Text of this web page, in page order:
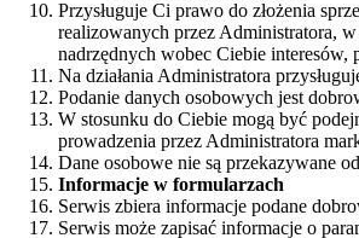
Przysługuje Ci prawo do złożenia
realizowanych przez Administratora,
nadrzędnych wobec Ciebie interesów,
Na działania Administratora
Podanie danych osobowych jest
W stosunku do Ciebie mogą być
prowadzenia przez Administratora
Dane osobowe nie są przekazywane
Informacje w formularzach
Serwis zbiera informacje podane
Serwis może zapisać informacje o